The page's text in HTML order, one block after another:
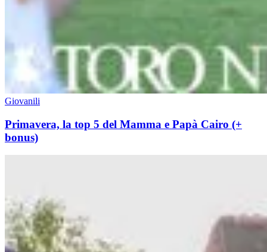
Giovanili
Primavera, la top 5 del Mamma e Papà Cairo (+
bonus)